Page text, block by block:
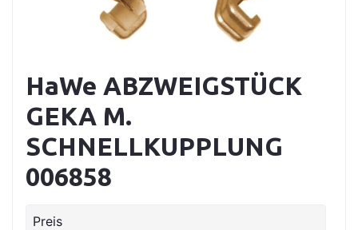
HaWe ABZWEIGSTÜCK
GEKA M.
SCHNELLKUPPLUNG
006858
Preis